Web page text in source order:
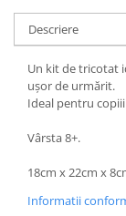
Descriere
Un kit de tricotat
ușor de urmărit.
Ideal pentru
Vârsta 8+.
18cm x 22cm x
Informatii